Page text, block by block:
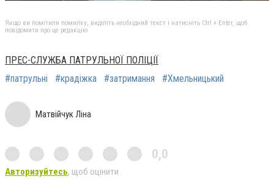
Якщо ви помітили помилку, виділіть необхідний текст і натисніть Ctrl + Enter, щоб
повідомити про це редакцію
ПРЕС-СЛУЖБА ПАТРУЛЬНОЇ ПОЛІЦІЇ
#патрульні
#крадіжка #затримання #Хмельницький
Матвійчук Ліна
0,0
Авторизуйтесь, щоб оцінити